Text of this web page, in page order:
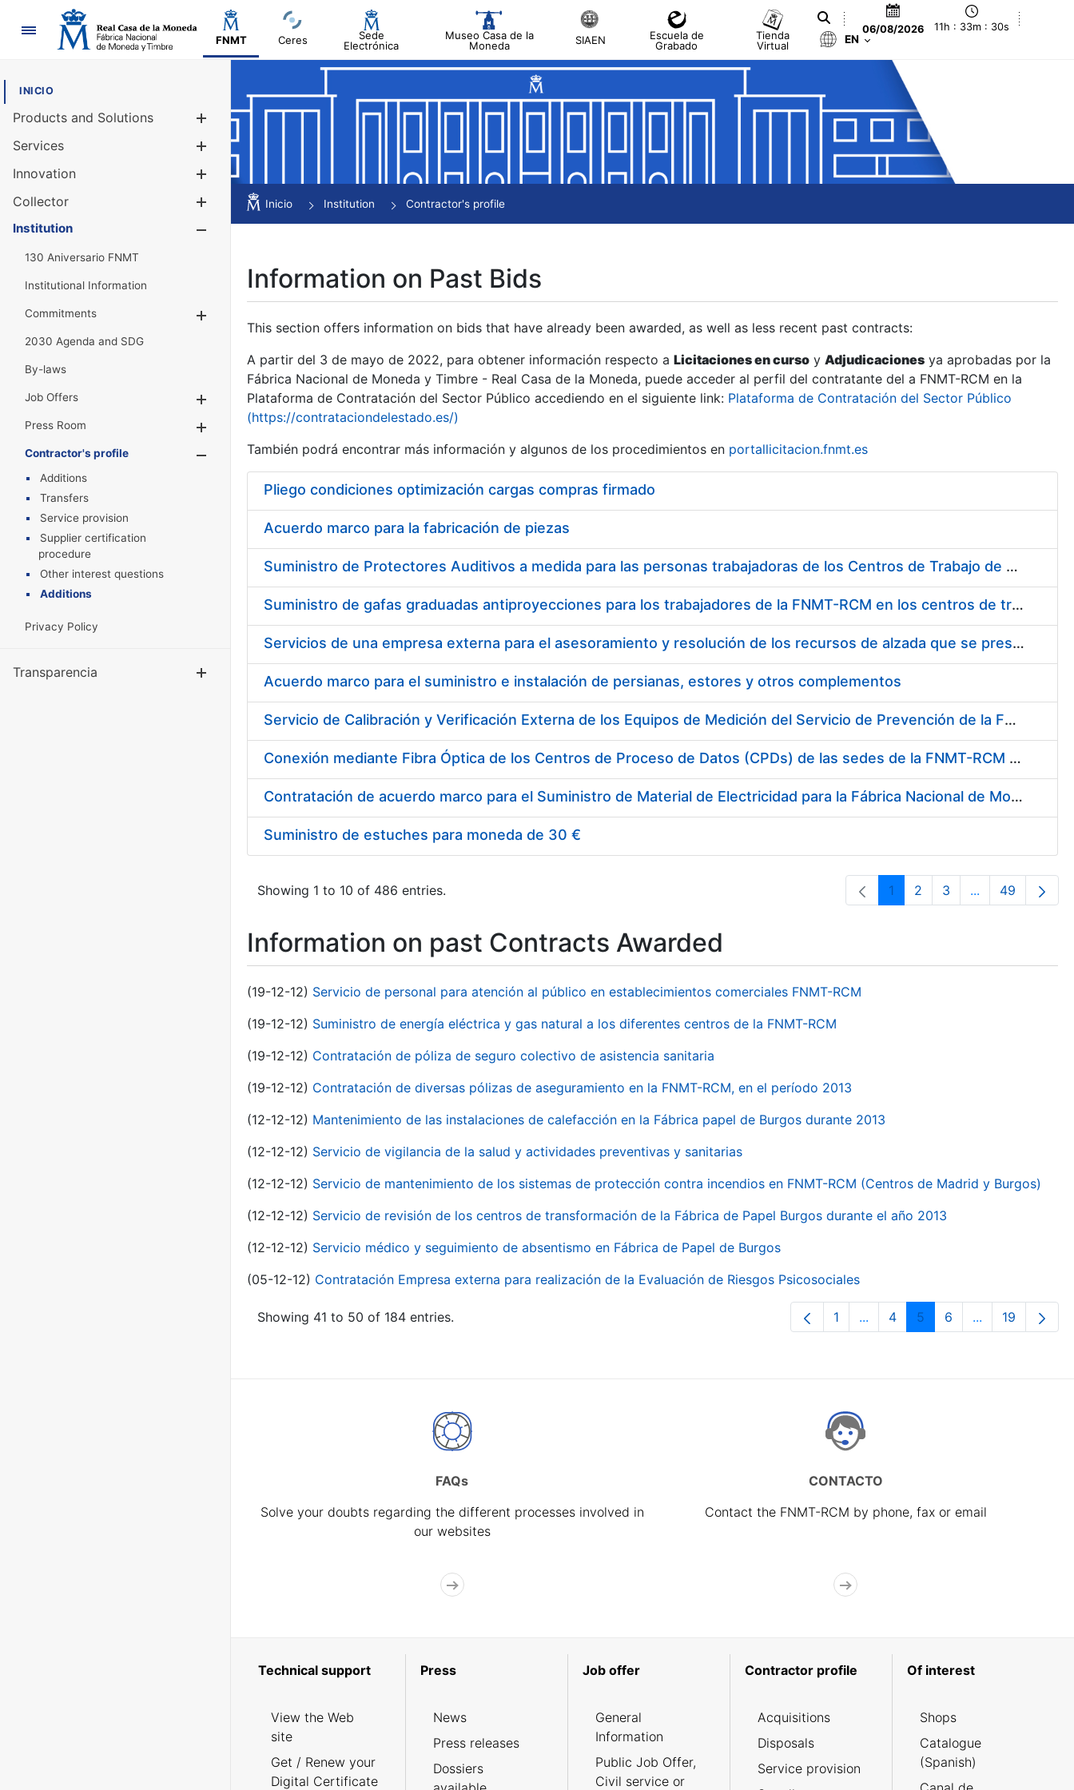
Navigation
FNMT Ceres
Sede
Electrónica
Museo Casa de la
Moneda
SIAEN
Escuela de
Grabado
Tienda
Virtual
06/08/2026 11h : 33m : 30s
EN
INICIO
Products and Solutions
Services
Innovation
Collector
Show/Hide
Institution
130 Aniversario FNMT
Institutional Information
Commitments
2030 Agenda and SDG
By-laws
Job Offers
Show/Hide
Press Room
Show/Hide
Contractor's profile
Show/Hide
Additions
Transfers
Service provision
Supplier certification
procedure
Other interest questions
Additions
Privacy Policy
Transparencia Show/Hide
Inicio Institution Contractor's profile
Information on Past Bids
This section offers information on bids that have already been awarded, as well as less recent past contracts:
A partir del 3 de mayo de 2022, para obtener información respecto a Licitaciones en curso y Adjudicaciones ya aprobadas por la
Fábrica Nacional de Moneda y Timbre - Real Casa de la Moneda, puede acceder al perfil del contratante del a FNMT-RCM en la
Plataforma de Contratación del Sector Público accediendo en el siguiente link: Plataforma de Contratación del Sector Público
(https://contrataciondelestado.es/)
También podrá encontrar más información y algunos de los procedimientos en portallicitacion.fnmt.es
Pliego condiciones optimización cargas compras firmado
Acuerdo marco para la fabricación de piezas
Suministro de Protectores Auditivos a medida para las personas trabajadoras de los Centros de Trabajo de Madrid y Burgos
Suministro de gafas graduadas antiproyecciones para los trabajadores de la FNMT-RCM en los centros de trabajo de Madrid y Burgos
Servicios de una empresa externa para el asesoramiento y resolución de los recursos de alzada que se presentan relacionados con procesos de selección para la FNMT-RCM
Acuerdo marco para el suministro e instalación de persianas, estores y otros complementos
Servicio de Calibración y Verificación Externa de los Equipos de Medición del Servicio de Prevención de la FNMT-RCM
Conexión mediante Fibra Óptica de los Centros de Proceso de Datos (CPDs) de las sedes de la FNMT-RCM de Burgos y Madrid
Contratación de acuerdo marco para el Suministro de Material de Electricidad para la Fábrica Nacional de Moneda y Timbre-Real Casa de la Moneda en su centro de trabajo de Burgos
Suministro de estuches para moneda de 30 €
Showing 1 to 10 of 486 entries. Page
1 Page
2 Page
3 ...Intermediate
Page
49
Information on past Contracts Awarded
(19-12-12) Servicio de personal para atención al público en establecimientos comerciales FNMT-RCM
(19-12-12) Suministro de energía eléctrica y gas natural a los diferentes centros de la FNMT-RCM
(19-12-12) Contratación de póliza de seguro colectivo de asistencia sanitaria
(19-12-12) Contratación de diversas pólizas de aseguramiento en la FNMT-RCM, en el período 2013
(12-12-12) Mantenimiento de las instalaciones de calefacción en la Fábrica papel de Burgos durante 2013
(12-12-12) Servicio de vigilancia de la salud y actividades preventivas y sanitarias
(12-12-12) Servicio de mantenimiento de los sistemas de protección contra incendios en FNMT-RCM (Centros de Madrid y Burgos)
(12-12-12) Servicio de revisión de los centros de transformación de la Fábrica de Papel Burgos durante el año 2013
(12-12-12) Servicio médico y seguimiento de absentismo en Fábrica de Papel de Burgos
(05-12-12) Contratación Empresa externa para realización de la Evaluación de Riesgos Psicosociales
Showing 41 to 50 of 184 entries. Page
1 ...Intermediate Pages Use TAB to
Page
4 Page
5 Page
6 ...Intermediate
Page
19
FAQs
Solve your doubts regarding the different processes involved in
our websites
CONTACTO
Contact the FNMT-RCM by phone, fax or email
Technical support
View the Web
site
Get / Renew your
Digital Certificate
Press
News
Press releases
Dossiers
Job offer
General
Information
Public Job Offer,
Civil service or
Contractor profile
Acquisitions
Disposals
Service provision
Of interest
Shops
Catalogue
(Spanish)